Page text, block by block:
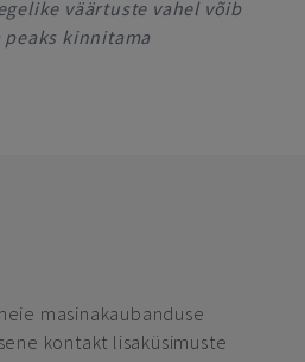
väärtuste vahel võib
kinnitama
masinakaubanduse
kontakt lisaküsimuste